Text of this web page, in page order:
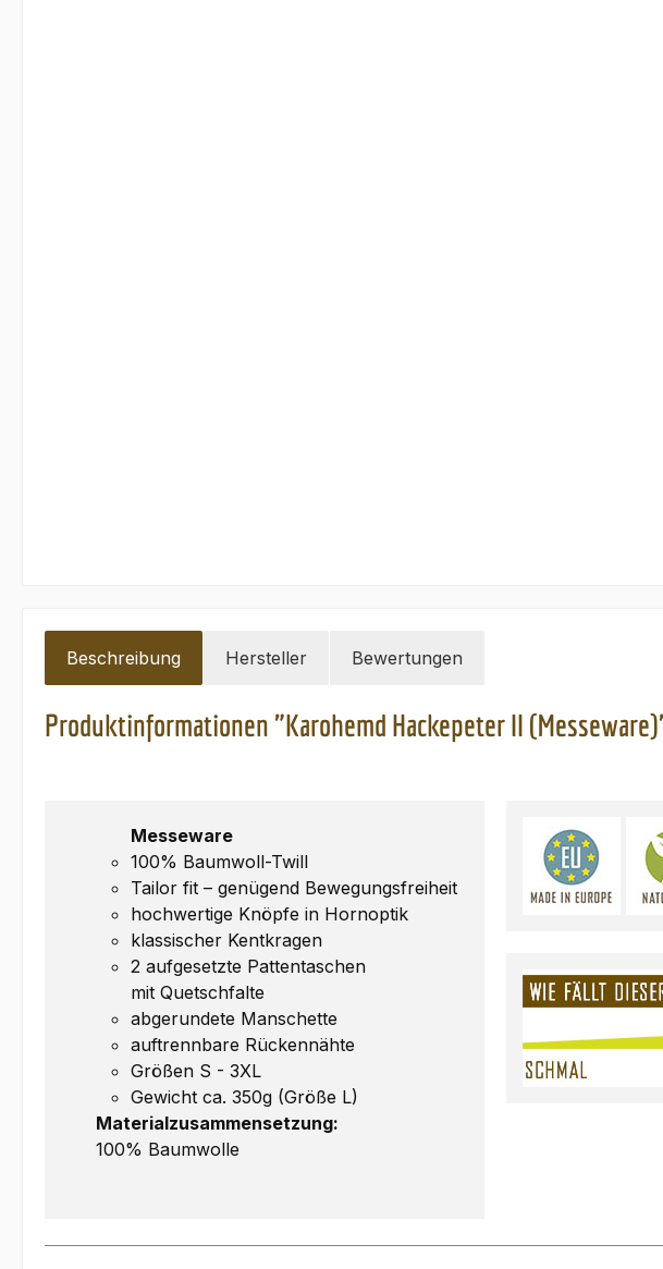
Beschreibung Hersteller Bewertungen
Produktinformationen "Karohemd Hackepeter II
Messeware
100% Baumwoll-Twill
Tailor fit – genügend Bewegungsfreiheit
hochwertige Knöpfe in Hornoptik
klassischer Kentkragen
2 aufgesetzte Pattentaschen
mit Quetschfalte
abgerundete Manschette
auftrennbare Rückennähte
Größen S - 3XL
Gewicht ca. 350g (Größe L)
Materialzusammensetzung:
100% Baumwolle